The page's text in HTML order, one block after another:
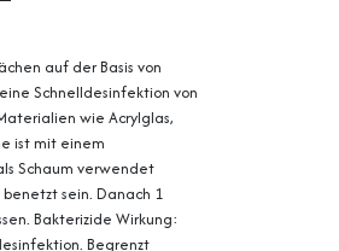
auf der Basis von
Schnelldesinfektion von
wie Acrylglas,
ist mit einem
Schaum verwendet
sein. Danach 1
Bakterizide Wirkung:
Begrenzt